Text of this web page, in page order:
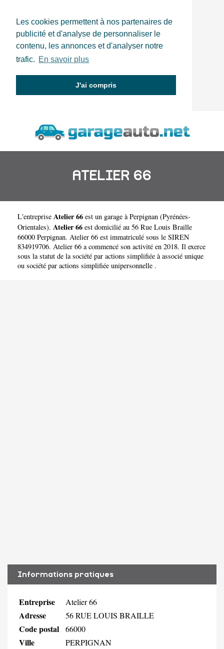
Les cookies permettent à nos partenaires de
publicité et d'analyse de personnaliser le
contenu, les annonces et d'analyser notre
trafic. En savoir plus
J'ai compris
ATELIER 66
L'entreprise Atelier 66 est un garage à Perpignan (Pyrénées-
Orientales). Atelier 66 est domicilié au 56 Rue Louis Braille
66000 Perpignan. Atelier 66 est immatriculé sous le SIREN
834919706. Atelier 66 a commencé son activité en 2018. Il exerce
sous la statut de la société par actions simplifiée à associé unique
ou société par actions simplifiée unipersonnelle .
Informations pratiques
Entreprise Atelier 66
Adresse 56 RUE LOUIS BRAILLE
Code postal 66000
Ville PERPIGNAN